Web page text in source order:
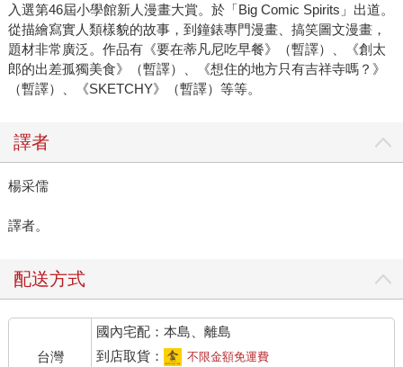
入選第46屆小學館新人漫畫大賞。於「Big Comic Spirits」出道。
從描繪寫實人類樣貌的故事，到鐘錶專門漫畫、搞笑圖文漫畫，
題材非常廣泛。作品有《要在蒂凡尼吃早餐》（暫譯）、《創太
郎的出差孤獨美食》（暫譯）、《想住的地方只有吉祥寺嗎？》
（暫譯）、《SKETCHY》（暫譯）等等。
譯者
楊采儒
譯者。
配送方式
台灣
國內宅配：本島、離島
到店取貨：
不限金額免運費